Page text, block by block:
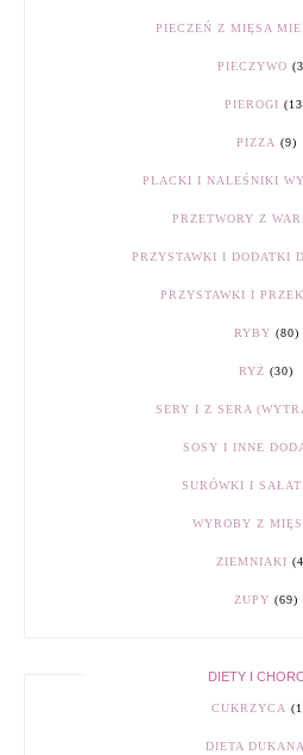
PIECZEŃ Z MIĘSA
PIECZYWO
PIEROGI
PIZZA (9)
PLACKI I NALEŚNIKI
PRZETWORY Z
PRZYSTAWKI I DODATKI
PRZYSTAWKI I
RYBY (80)
RYŻ (30)
SERY I Z SERA
SOSY I INNE
SURÓWKI I
WYROBY Z
ZIEMNIAKI
ZUPY (69)
DIETY I
CUKRZYCA
DIETA DUKANA